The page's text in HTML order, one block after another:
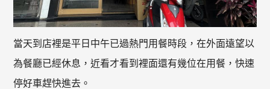
當天到店裡是平日中午已過熱門用餐時段，在外面遠望以
為餐廳已經休息，近看才看到裡面還有幾位在用餐，快速
停好車趕快進去。